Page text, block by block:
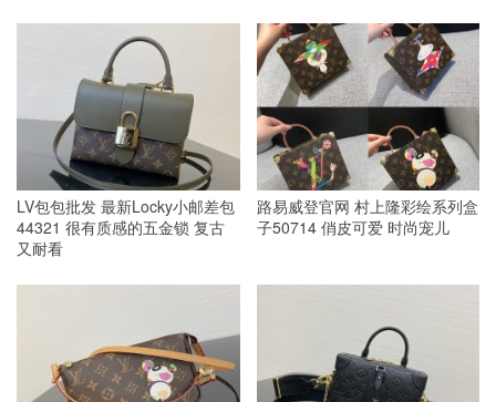
LV包包批发 最新Locky小邮差包
44321 很有质感的五金锁 复古
又耐看
路易威登官网 村上隆彩绘系列盒
子50714 俏皮可爱 时尚宠儿